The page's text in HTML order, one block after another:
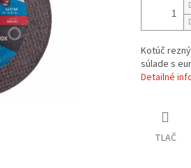
Kotúč
súlade s
Detailné
TLAČ